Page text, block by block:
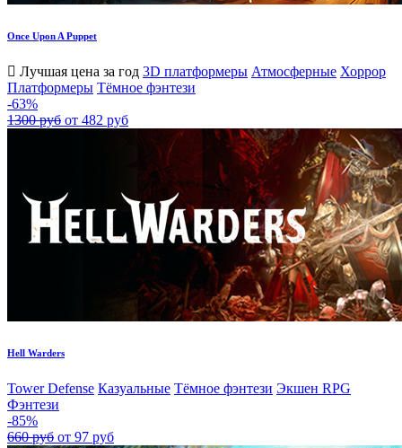
Once Upon A Puppet
Лучшая цена за год 3D платформеры Атмосферные Хоррор
Платформеры Тёмное фэнтези
-63%
1300 руб от 482 руб
Hell Warders
Tower Defense Казуальные Тёмное фэнтези Экшен RPG
Фэнтези
-85%
660 руб от 97 руб